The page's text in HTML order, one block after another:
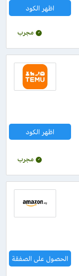
اظهر الكود
مجرب
اظهر الكود
مجرب
الحصول على الصفقة